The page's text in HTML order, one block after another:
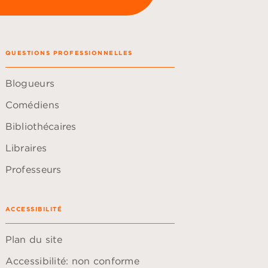
QUESTIONS PROFESSIONNELLES
Blogueurs
Comédiens
Bibliothécaires
Libraires
Professeurs
ACCESSIBILITÉ
Plan du site
Accessibilité: non conforme